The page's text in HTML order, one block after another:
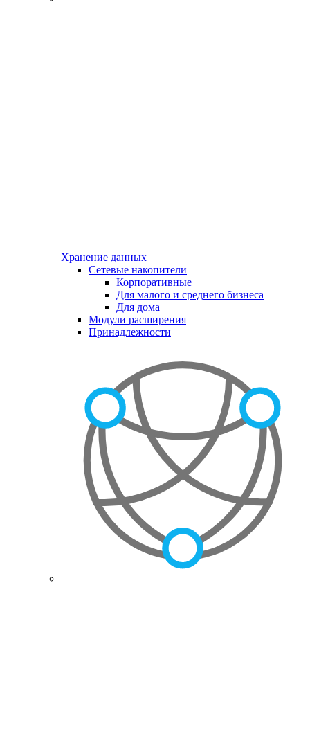
Хранение данных
Сетевые накопители
Корпоративные
Для малого и среднего бизнеса
Для дома
Модули расширения
Принадлежности